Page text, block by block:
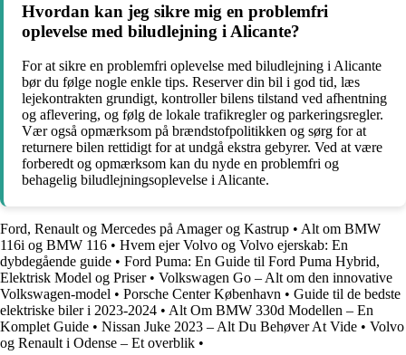
Hvordan kan jeg sikre mig en problemfri
oplevelse med biludlejning i Alicante?
For at sikre en problemfri oplevelse med biludlejning i Alicante
bør du følge nogle enkle tips. Reserver din bil i god tid, læs
lejekontrakten grundigt, kontroller bilens tilstand ved afhentning
og aflevering, og følg de lokale trafikregler og parkeringsregler.
Vær også opmærksom på brændstofpolitikken og sørg for at
returnere bilen rettidigt for at undgå ekstra gebyrer. Ved at være
forberedt og opmærksom kan du nyde en problemfri og
behagelig biludlejningsoplevelse i Alicante.
Ford, Renault og Mercedes på Amager og Kastrup • Alt om BMW
116i og BMW 116 • Hvem ejer Volvo og Volvo ejerskab: En
dybdegående guide • Ford Puma: En Guide til Ford Puma Hybrid,
Elektrisk Model og Priser• Volkswagen Go – Alt om den innovative
Volkswagen-model • Porsche Center København • Guide til de bedste
elektriske biler i 2023-2024 • Alt Om BMW 330d Modellen – En
Komplet Guide • Nissan Juke 2023 – Alt Du Behøver At Vide • Volvo
og Renault i Odense – Et overblik •